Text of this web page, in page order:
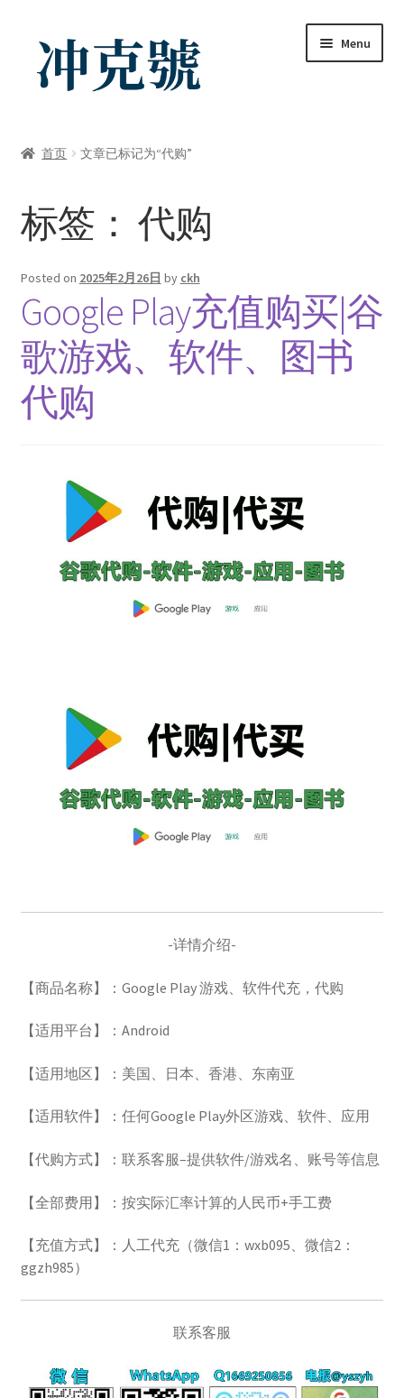
navigation
content
Menu
YouTube会员
商店
我的帐户
礼品卡锁卡注意事项
结算-付款
云短信-接码
环球巴士
谷歌产品
谷歌One
谷歌代购
谷歌礼品卡
英国礼品卡
香港礼品卡
首页 文章已标记为“代购”
标签： 代购
Posted on 2025年2月26日 by ckh
Google Play充值购买|谷
歌游戏、软件、图书
代购
-详情介绍-
【商品名称】：Google Play 游戏、软件代充，代购
【适用平台】：Android
【适用地区】：美国、日本、香港、东南亚
【适用软件】：任何Google Play外区游戏、软件、应用
【代购方式】：联系客服–提供软件/游戏名、账号等信息
【全部费用】：按实际汇率计算的人民币+手工费
【充值方式】：人工代充（微信1：wxb095、微信2：
ggzh985）
联系客服